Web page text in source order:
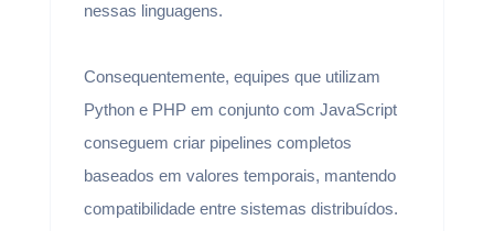
nessas linguagens.
Consequentemente, equipes que utilizam
Python e PHP em conjunto com JavaScript
conseguem criar pipelines completos
baseados em valores temporais, mantendo
compatibilidade entre sistemas distribuídos.